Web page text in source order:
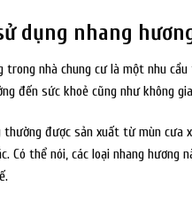
dụng nhang
trong nhà chung cư là một nhu
đến sức khoẻ cũng như không
thường được sản xuất từ mùn
Có thể nói, các loại nhang